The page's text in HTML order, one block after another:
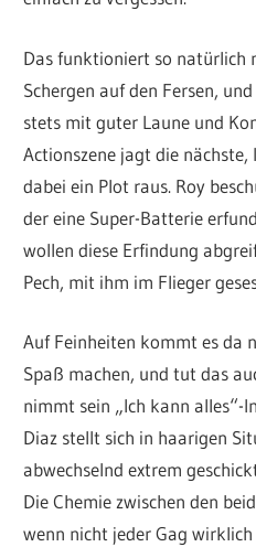
Das funktioniert so natürlich
Schergen auf den Fersen,
stets mit guter Laune und
Actionszene jagt die
dabei ein Plot raus. Roy
der eine Super-Batterie
wollen diese Erfindung
Pech, mit ihm im Flieger
Auf Feinheiten kommt es da
Spaß machen, und tut das
nimmt sein „Ich kann alles“-
Diaz stellt sich in haarigen
abwechselnd extrem
Die Chemie zwischen den
wenn nicht jeder Gag